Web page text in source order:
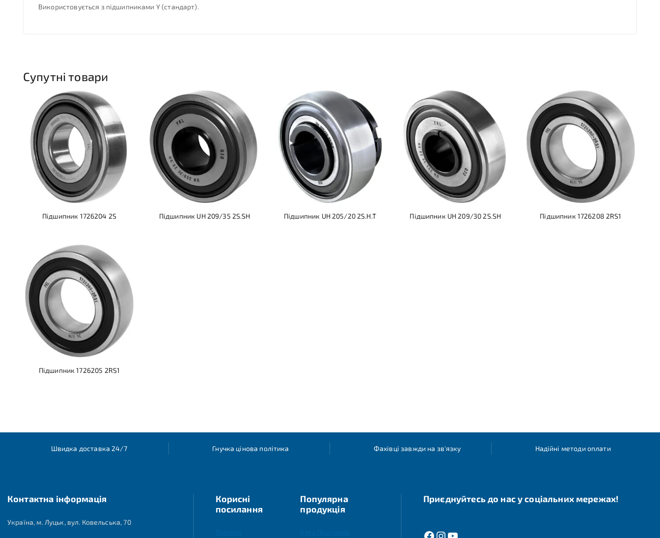
Використовується з підшипниками Y (стандарт).
Супутні товари
Підшипник 1726204 2S Підшипник UH 209/35 2S.SH Підшипник UH 205/20 2S.H.T Підшипник UH 209/30 2S.SH Підшипник 1726208 2RS1
Підшипник 1726205 2RS1
Швидка доставка 24/7 Гнучка цінова політика Фахівці завжди на зв'язку Надійні методи оплати
Контактна інформація
Україна, м. Луцьк, вул. Ковельська, 70
Корисні
посилання
Популярна
продукція
Приєднуйтесь до нас у соціальних мережах!